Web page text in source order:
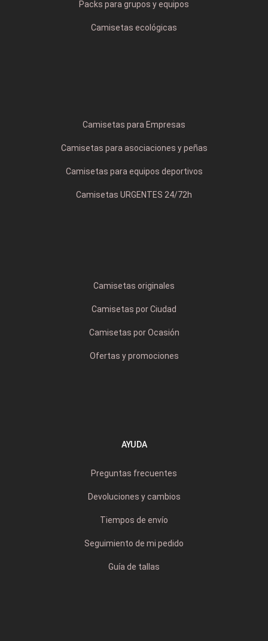
Packs para grupos y equipos
Camisetas ecológicas
Camisetas para Empresas
Camisetas para asociaciones y peñas
Camisetas para equipos deportivos
Camisetas URGENTES 24/72h
Camisetas originales
Camisetas por Ciudad
Camisetas por Ocasión
Ofertas y promociones
AYUDA
Preguntas frecuentes
Devoluciones y cambios
Tiempos de envío
Seguimiento de mi pedido
Guía de tallas